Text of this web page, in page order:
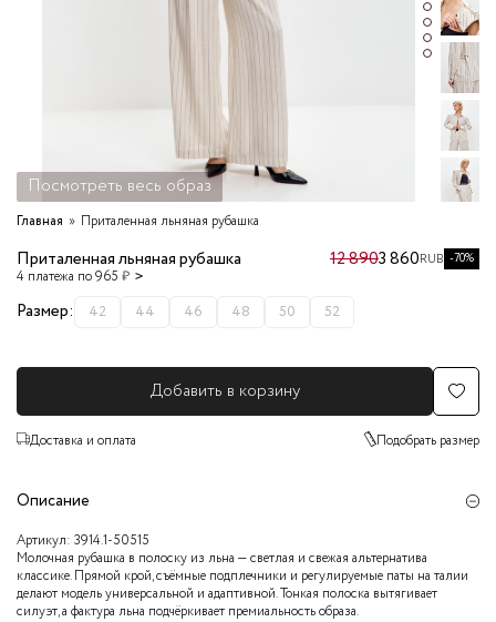
Посмотреть весь образ
Главная Приталенная льняная рубашка
Приталенная льняная рубашка
4 платежа по 965 ₽
12 8903 860RUB -70%
Размер: 42 44 46 48 50 52
Добавить в корзину
Доставка и оплата Подобрать размер
Описание
Артикул: 3914.1-50515
Молочная рубашка в полоску из льна — светлая и свежая альтернатива
классике. Прямой крой, съёмные подплечники и регулируемые паты на талии
делают модель универсальной и адаптивной. Тонкая полоска вытягивает
силуэт, а фактура льна подчёркивает премиальность образа.